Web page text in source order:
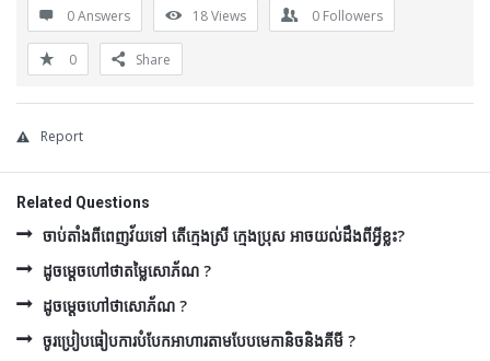
0 Answers 18Views 0 Followers
0 Share
Report
Related Questions
ចាប់តាំងពីពេញវ័យទៅ តើក្មេងស្រី ក្មេងប្រុស អាចយល់ដឹងពីអ្វីខ្លះ?
ដូចម្ដេចហៅថាតម្លៃសោភ័ណ ?
ដូចម្ដេចហៅថាសោភ័ណ ?
ចូរប្រៀបធៀបការបំបែកអាហារតាមបែបមេកានិចនិងគីមី ?